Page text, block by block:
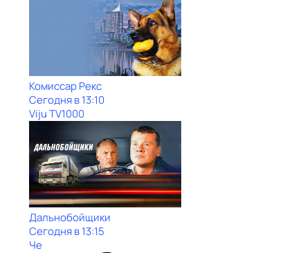
Комиссар Рекс
Сегодня в 13:10
Viju TV1000
Дальнобойщики
Сегодня в 13:15
Че